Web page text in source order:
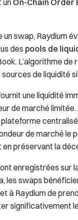
un On-Chain Order
un swap, Raydium
des pools de
L’algorithme
sources de liquidité
une liquidité
de marché
de marché le
préservant la
enregistrées sur
les swaps
à Raydium de
significativement